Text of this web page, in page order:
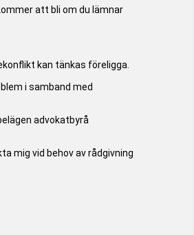
att bli om du lämnar
kan tänkas föreligga.
i samband med
advokatbyrå
mig vid behov av rådgivning